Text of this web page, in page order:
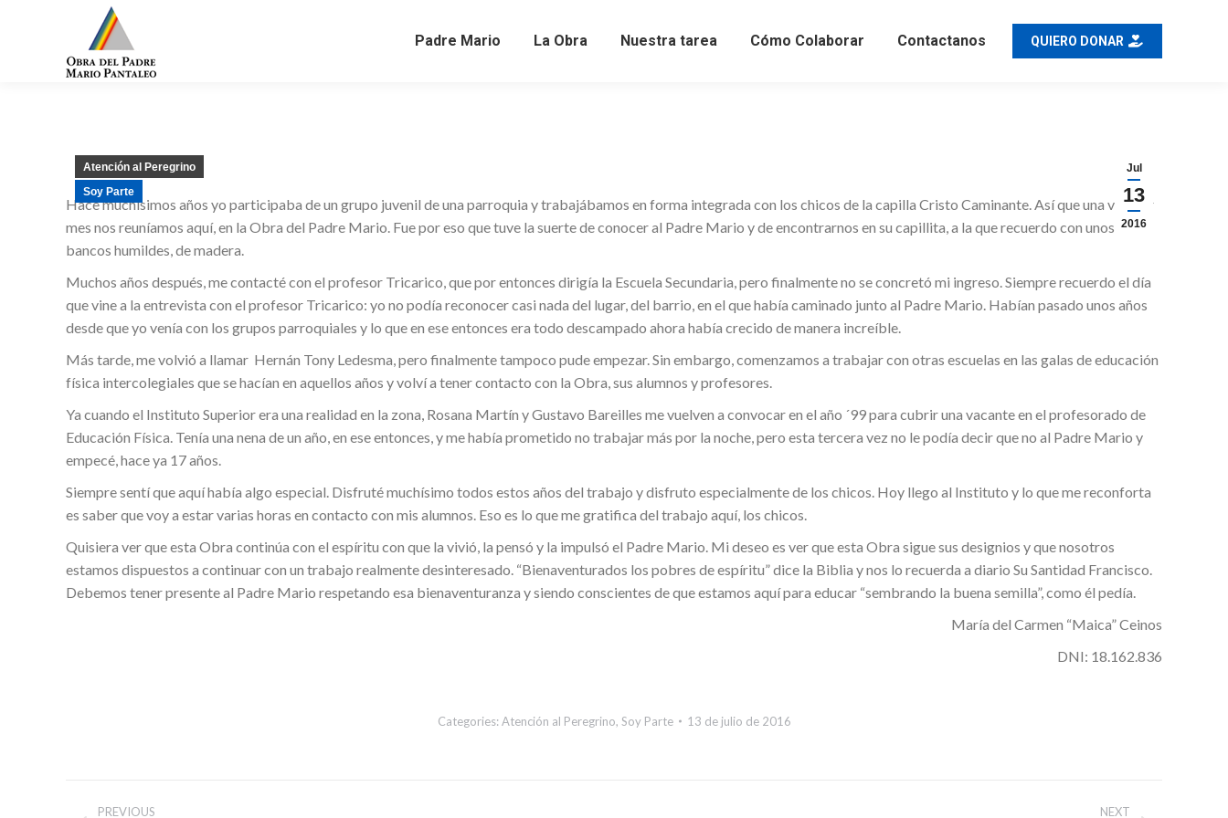
Padre Mario La Obra Nuestra tarea Cómo Colaborar Contactanos QUIERO DONAR
Jul
13
2016
Atención al Peregrino
Soy Parte
Hace muchísimos años yo participaba de un grupo juvenil de una parroquia y trabajábamos en forma integrada con los chicos de la capilla Cristo Caminante. Así que una vez por
mes nos reuníamos aquí, en la Obra del Padre Mario. Fue por eso que tuve la suerte de conocer al Padre Mario y de encontrarnos en su capillita, a la que recuerdo con unos
bancos humildes, de madera.
Muchos años después, me contacté con el profesor Tricarico, que por entonces dirigía la Escuela Secundaria, pero finalmente no se concretó mi ingreso. Siempre recuerdo el día
que vine a la entrevista con el profesor Tricarico: yo no podía reconocer casi nada del lugar, del barrio, en el que había caminado junto al Padre Mario. Habían pasado unos años
desde que yo venía con los grupos parroquiales y lo que en ese entonces era todo descampado ahora había crecido de manera increíble.
Más tarde, me volvió a llamar Hernán Tony Ledesma, pero finalmente tampoco pude empezar. Sin embargo, comenzamos a trabajar con otras escuelas en las galas de educación
física intercolegiales que se hacían en aquellos años y volví a tener contacto con la Obra, sus alumnos y profesores.
Ya cuando el Instituto Superior era una realidad en la zona, Rosana Martín y Gustavo Bareilles me vuelven a convocar en el año ´99 para cubrir una vacante en el profesorado de
Educación Física. Tenía una nena de un año, en ese entonces, y me había prometido no trabajar más por la noche, pero esta tercera vez no le podía decir que no al Padre Mario y
empecé, hace ya 17 años.
Siempre sentí que aquí había algo especial. Disfruté muchísimo todos estos años del trabajo y disfruto especialmente de los chicos. Hoy llego al Instituto y lo que me reconforta
es saber que voy a estar varias horas en contacto con mis alumnos. Eso es lo que me gratifica del trabajo aquí, los chicos.
Quisiera ver que esta Obra continúa con el espíritu con que la vivió, la pensó y la impulsó el Padre Mario. Mi deseo es ver que esta Obra sigue sus designios y que nosotros
estamos dispuestos a continuar con un trabajo realmente desinteresado. “Bienaventurados los pobres de espíritu” dice la Biblia y nos lo recuerda a diario Su Santidad Francisco.
Debemos tener presente al Padre Mario respetando esa bienaventuranza y siendo conscientes de que estamos aquí para educar “sembrando la buena semilla”, como él pedía.
María del Carmen “Maica” Ceinos
DNI: 18.162.836
Categories:Atención al Peregrino, Soy Parte 13 de julio de 2016
Post
PREVIOUS NEXT